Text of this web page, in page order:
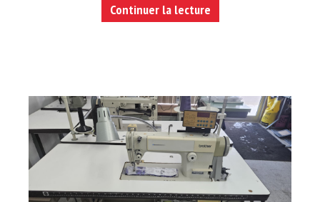
Continuer la lecture